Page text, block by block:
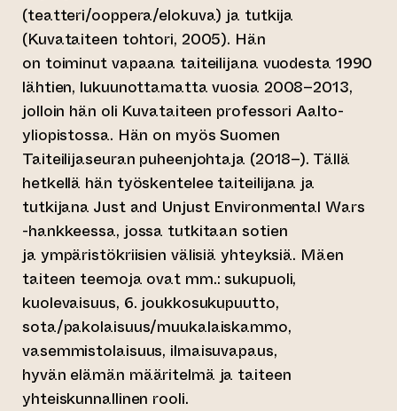
(teatteri/ooppera/elokuva) ja tutkija
(Kuvataiteen tohtori, 2005). Hän
on toiminut vapaana taiteilijana vuodesta 1990
lähtien, lukuunottamatta vuosia 2008–2013,
jolloin hän oli Kuvataiteen professori Aalto-
yliopistossa. Hän on myös Suomen
Taiteilijaseuran puheenjohtaja (2018–). Tällä
hetkellä hän työskentelee taiteilijana ja
tutkijana Just and Unjust Environmental Wars
-hankkeessa, jossa tutkitaan sotien
ja ympäristökriisien välisiä yhteyksiä. Mäen
taiteen teemoja ovat mm.: sukupuoli,
kuolevaisuus, 6. joukkosukupuutto,
sota/pakolaisuus/muukalaiskammo,
vasemmistolaisuus, ilmaisuvapaus,
hyvän elämän määritelmä ja taiteen
yhteiskunnallinen rooli.